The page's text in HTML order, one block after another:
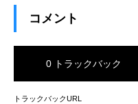
コメント
0 トラックバック
トラックバックURL